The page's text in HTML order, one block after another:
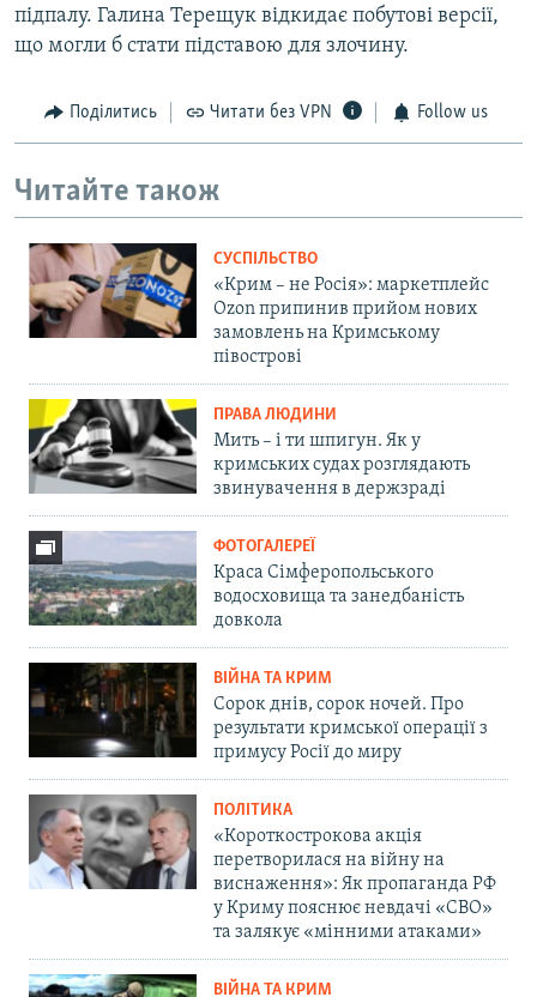
підпалу. Галина Терещук відкидає побутові версії,
що могли б стати підставою для злочину.
Поділитись Читати без VPN Follow us
Читайте також
СУСПІЛЬСТВО
«Крим – не Росія»: маркетплейс
Ozon припинив прийом нових
замовлень на Кримському
півострові
ПРАВА ЛЮДИНИ
Мить – і ти шпигун. Як у
кримських судах розглядають
звинувачення в держзраді
ФОТОГАЛЕРЕЇ
Краса Сімферопольського
водосховища та занедбаність
довкола
ВІЙНА ТА КРИМ
Сорок днів, сорок ночей. Про
результати кримської операції з
примусу Росії до миру
ПОЛІТИКА
«Короткострокова акція
перетворилася на війну на
виснаження»: Як пропаганда РФ
у Криму пояснює невдачі «СВО»
та залякує «мінними атаками»
ВІЙНА ТА КРИМ